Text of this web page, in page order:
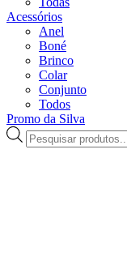
Acessórios
Anel
Boné
Brinco
Colar
Conjunto
Todos
Promo da Silva
Pesquisar
produtos